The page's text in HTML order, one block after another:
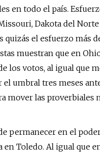
en todo el país.
Dakota del
quizás el esfuerzo más
muestran que en
los votos, al igual que
umbral tres meses
mover las proverbiales
permanecer en el
Toledo. Al igual que